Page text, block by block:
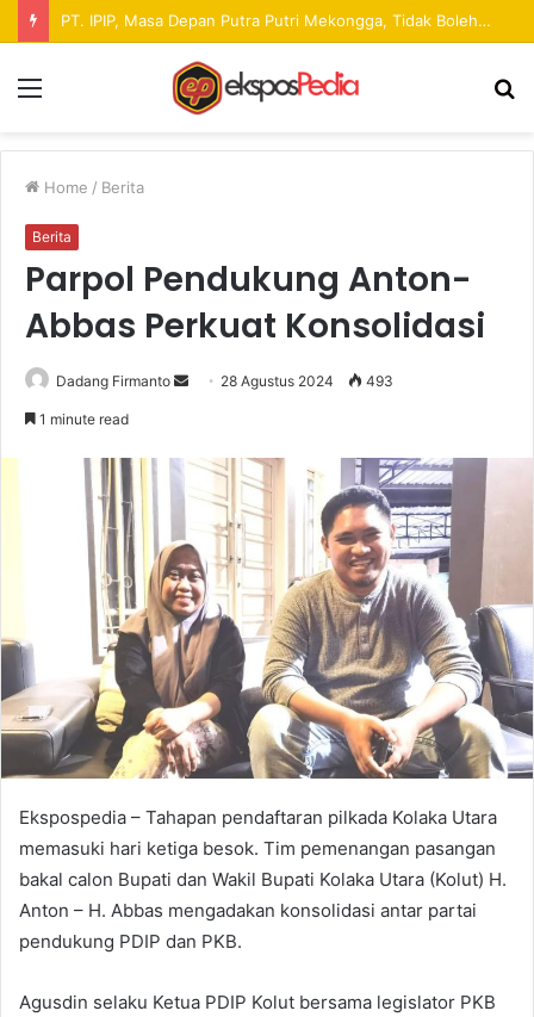
Pekan Raya ANTAM Hadirkan Ruang Promosi UMKM dan Hiburan bagi Masyarakat
Home / Berita
Berita
Parpol Pendukung Anton-
Abbas Perkuat Konsolidasi
Dadang Firmanto
d
e
m
a
i
l
28 Agustus 2024 493
1 minute read
Ekspospedia – Tahapan pendaftaran pilkada Kolaka Utara
memasuki hari ketiga besok. Tim pemenangan pasangan
bakal calon Bupati dan Wakil Bupati Kolaka Utara (Kolut) H.
Anton – H. Abbas mengadakan konsolidasi antar partai
pendukung PDIP dan PKB.
Agusdin selaku Ketua PDIP Kolut bersama legislator PKB